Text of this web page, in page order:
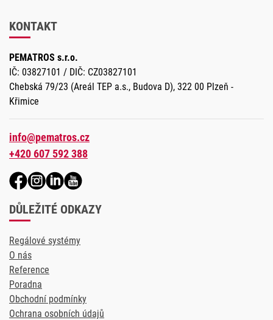
KONTAKT
PEMATROS s.r.o.
IČ: 03827101 / DIČ: CZ03827101
Chebská 79/23 (Areál TEP a.s., Budova D), 322 00 Plzeň -
Křimice
info@pematros.cz
+420 607 592 388
DŮLEŽITÉ ODKAZY
Regálové systémy
O nás
Reference
Poradna
Obchodní podmínky
Ochrana osobních údajů